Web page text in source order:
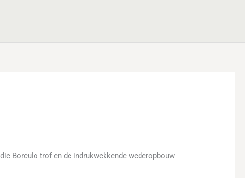
Borculo trof en de indrukwekkende wederopbouw